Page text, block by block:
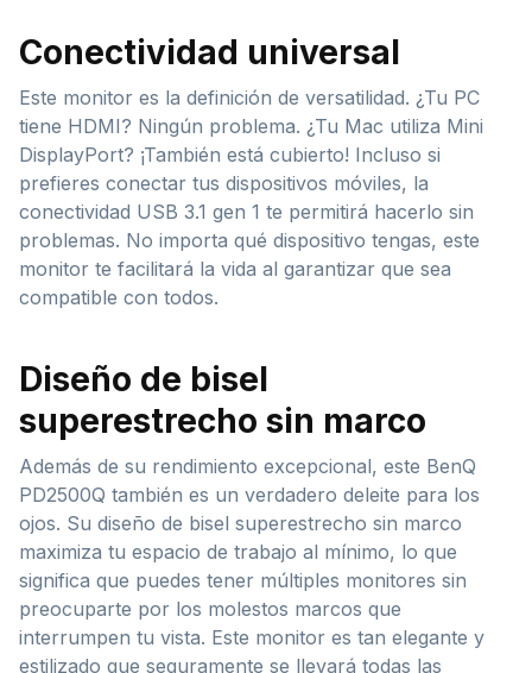
Conectividad universal
Este monitor es la definición de versatilidad. ¿Tu PC
tiene HDMI? Ningún problema. ¿Tu Mac utiliza Mini
DisplayPort? ¡También está cubierto! Incluso si
prefieres conectar tus dispositivos móviles, la
conectividad USB 3.1 gen 1 te permitirá hacerlo sin
problemas. No importa qué dispositivo tengas, este
monitor te facilitará la vida al garantizar que sea
compatible con todos.
Diseño de bisel
superestrecho sin marco
Además de su rendimiento excepcional, este BenQ
PD2500Q también es un verdadero deleite para los
ojos. Su diseño de bisel superestrecho sin marco
maximiza tu espacio de trabajo al mínimo, lo que
significa que puedes tener múltiples monitores sin
preocuparte por los molestos marcos que
interrumpen tu vista. Este monitor es tan elegante y
estilizado que seguramente se llevará todas las